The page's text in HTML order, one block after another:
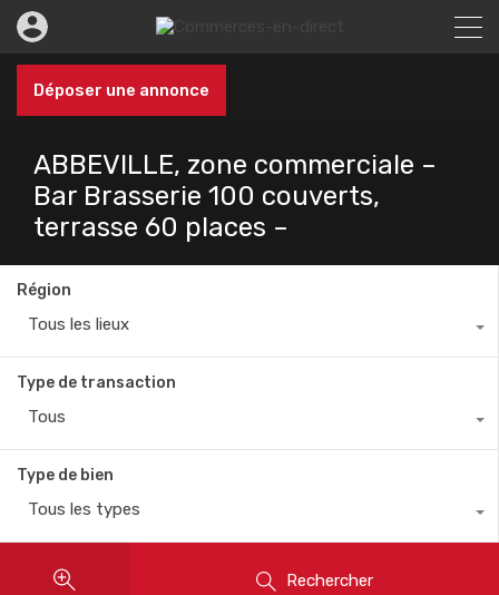
Déposer une annonce
ABBEVILLE, zone commerciale –
Bar Brasserie 100 couverts,
terrasse 60 places –
Région
Tous les lieux
Type de transaction
Tous
Type de bien
Tous les types
Rechercher